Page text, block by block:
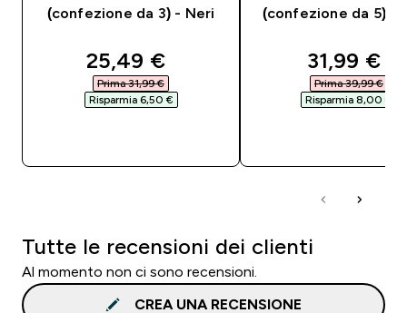
(confezione da 3) - Neri
discounted price
25,49 €‎
Prima 31,99 €‎
Risparmia 6,50 €‎
(confezione da 5) -
31,99 €‎
Prima 39,99 €‎
Risparmia 8,00 €‎
Tutte le recensioni dei clienti
Al momento non ci sono recensioni.
CREA UNA RECENSIONE